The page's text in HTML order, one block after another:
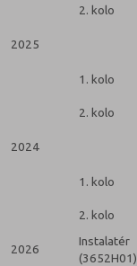
2. kolo
2025
1. kolo
2. kolo
2024
1. kolo
2. kolo
2026
Instalatér
(3652H01)